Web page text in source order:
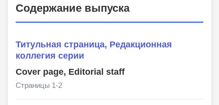
Содержание выпуска
Титульная страница, Редакционная
коллегия серии
Cover page, Editorial staff
Страницы 1-2